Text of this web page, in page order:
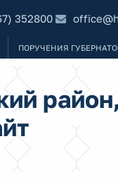
352800
ПОРУЧЕНИЯ
район,